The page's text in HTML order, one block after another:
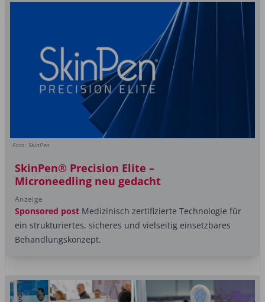
Foro: SkinPen
SkinPen® Precision Elite –
Microneedling neu gedacht
Anzeige
Sponsored post Medizinisch zertifizierte Technologie für
ein strukturiertes, sicheres und vielseitig einsetzbares
Behandlungskonzept.